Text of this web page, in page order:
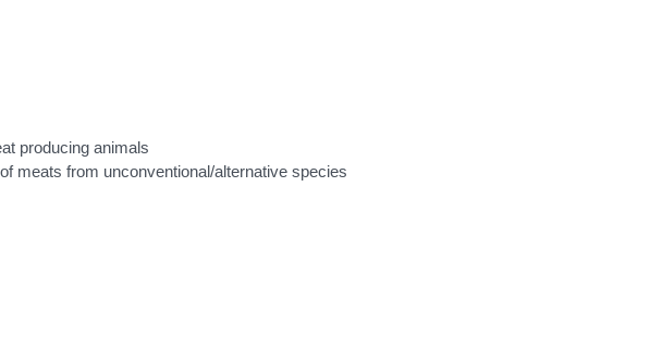
producing animals
meats from unconventional/alternative species